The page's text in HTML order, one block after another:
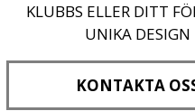
KLUBBS ELLER DITT
UNIKA DESIGN
KONTAKTA